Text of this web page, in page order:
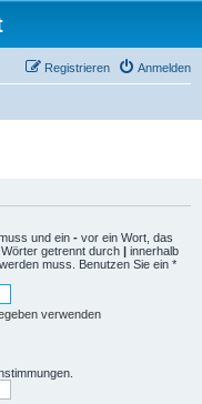
Anmelden
Registrieren
und ein - vor ein Wort, das
getrennt durch | innerhalb
muss. Benutzen Sie ein *
verwenden